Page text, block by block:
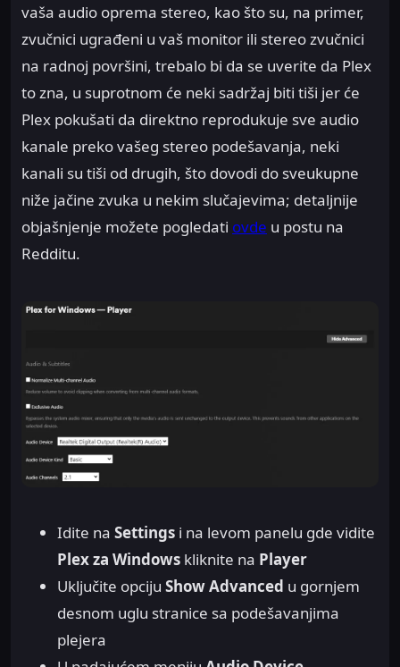
vaša audio oprema stereo, kao što su, na primer,
zvučnici ugrađeni u vaš monitor ili stereo zvučnici
na radnoj površini, trebalo bi da se uverite da Plex
to zna, u suprotnom će neki sadržaj biti tiši jer će
Plex pokušati da direktno reprodukuje sve audio
kanale preko vašeg stereo podešavanja, neki
kanali su tiši od drugih, što dovodi do sveukupne
niže jačine zvuka u nekim slučajevima; detaljnije
objašnjenje možete pogledati ovde u postu na
Redditu.
Idite na Settings i na levom panelu gde vidite
Plex za Windows kliknite na Player
Uključite opciju Show Advanced u gornjem
desnom uglu stranice sa podešavanjima
plejera